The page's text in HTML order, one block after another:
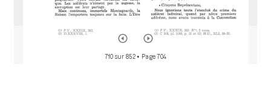
710 sur 852 • Page 704